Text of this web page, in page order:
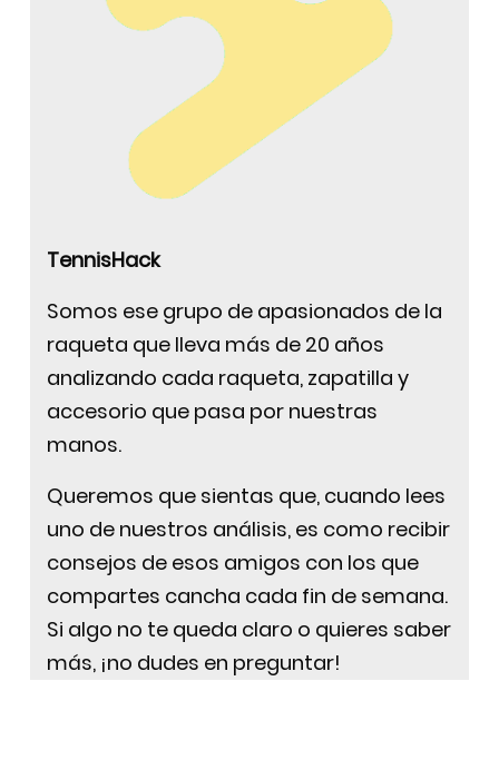
TennisHack
Somos ese grupo de apasionados de la
raqueta que lleva más de 20 años
analizando cada raqueta, zapatilla y
accesorio que pasa por nuestras
manos.
Queremos que sientas que, cuando lees
uno de nuestros análisis, es como recibir
consejos de esos amigos con los que
compartes cancha cada fin de semana.
Si algo no te queda claro o quieres saber
más, ¡no dudes en preguntar!